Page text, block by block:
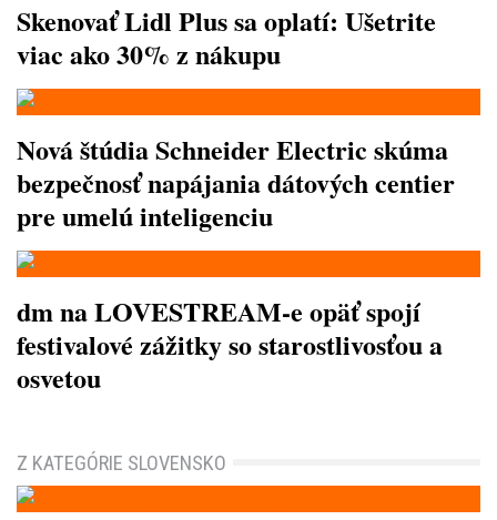
Skenovať Lidl Plus sa oplatí: Ušetrite
viac ako 30% z nákupu
Nová štúdia Schneider Electric skúma
bezpečnosť napájania dátových centier
pre umelú inteligenciu
dm na LOVESTREAM-e opäť spojí
festivalové zážitky so starostlivosťou a
osvetou
Z KATEGÓRIE SLOVENSKO